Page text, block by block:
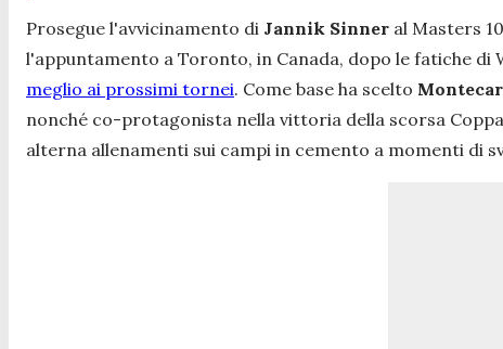
Prosegue l'avvicinamento di Jannik Sinner al Masters
l'appuntamento a Toronto, in Canada, dopo le fatiche di
meglio ai prossimi tornei. Come base ha scelto
nonché co-protagonista nella vittoria della scorsa
alterna allenamenti sui campi in cemento a momenti di